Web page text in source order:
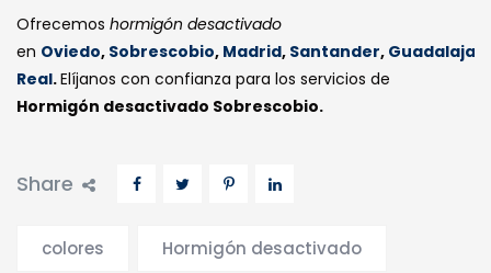
Ofrecemos hormigón desactivado
en Oviedo, Sobrescobio, Madrid, Santander,
Real.Elíjanos con confianza para los servicios de
Hormigón desactivado Sobrescobio.
Share
colores Hormigón desactivado